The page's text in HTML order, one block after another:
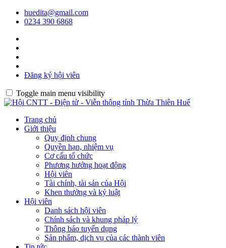
huedita@gmail.com
0234 390 6868
Đăng ký hội viên
Toggle main menu visibility
Trang chủ
Giới thiệu
Quy định chung
Quyền hạn, nhiệm vụ
Cơ cấu tổ chức
Phương hướng hoạt động
Hội viên
Tài chính, tài sản của Hội
Khen thưởng và kỷ luật
Hội viên
Danh sách hội viên
Chính sách và khung pháp lý
Thông báo tuyển dụng
Sản phẩm, dịch vụ của các thành viên